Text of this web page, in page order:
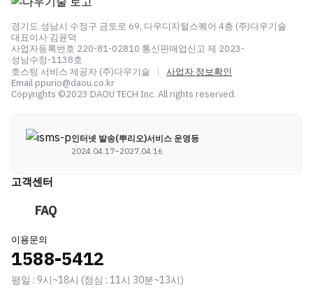
경기도 성남시 수정구 금토로 69, 다우디지털스퀘어 4층 (주)다우기술
대표이사 김윤덕
사업자등록번호 220-81-02810 통신판매업신고 제 2023-
성남수정-1138호
호스팅 서비스 제공자 (주)다우기술
| 사업자 정보확인
Email ppurio@daou.co.kr
Copyrights ©2023 DAOU TECH Inc. All rights reserved.
인터넷 발송(뿌리오)서비스 운영등
2024.04.17~2027.04.16
고객센터
FAQ
이용문의
1588-5412
평일 : 9시~18시 (점심 : 11시 30분~13시)